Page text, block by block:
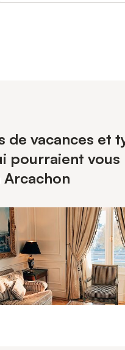
de vacances et
pourraient vous